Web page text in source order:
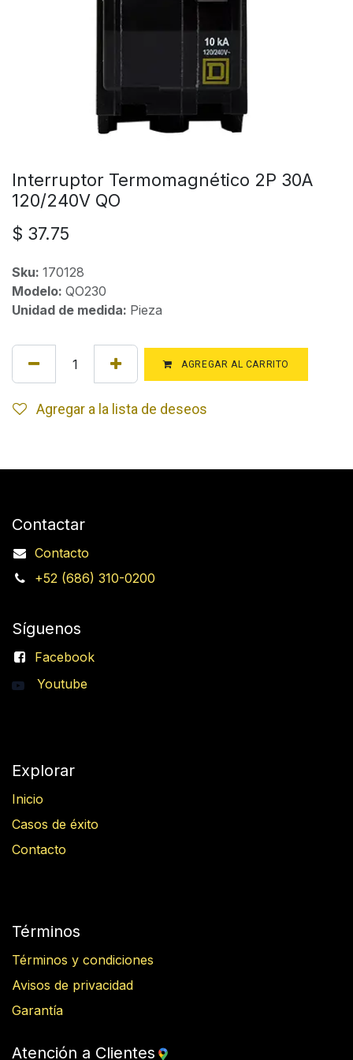
Interruptor Termomagnético 2P 30A
120/240V QO
$ 37.75
Sku: 170128
Modelo: QO230
Unidad de medida: Pieza
AGREGAR AL CARRITO
Agregar a la lista de deseos
Contactar
Contacto
+52 (686) 310-0200
Síguenos
Facebook
Youtube
Explorar
Inicio
Casos de éxito
Contacto
Términos
Términos y condiciones
Avisos de privacidad
Garantía
Atención a Clientes